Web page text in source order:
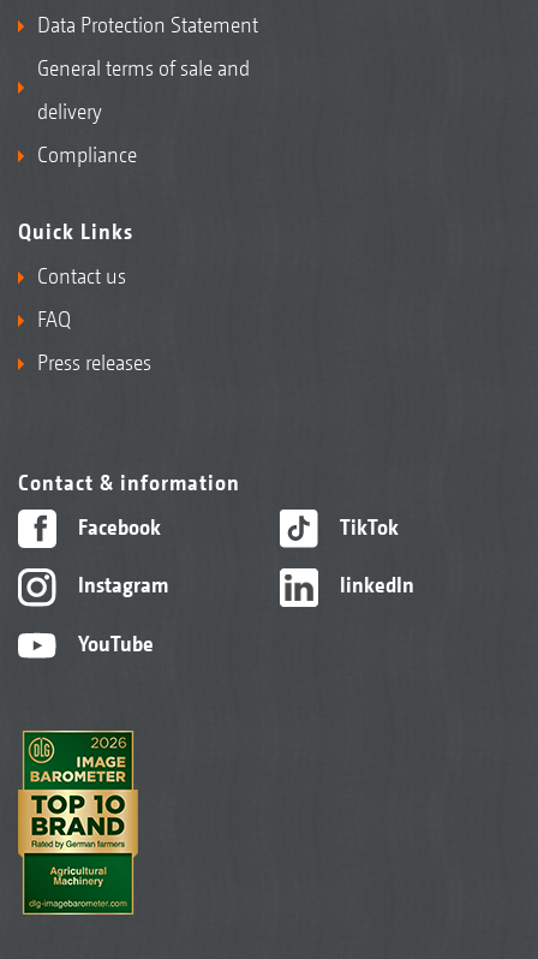
Data Protection Statement
General terms of sale and
delivery
Compliance
Quick Links
Contact us
FAQ
Press releases
Contact & information
Facebook
Instagram
YouTube
TikTok
linkedIn